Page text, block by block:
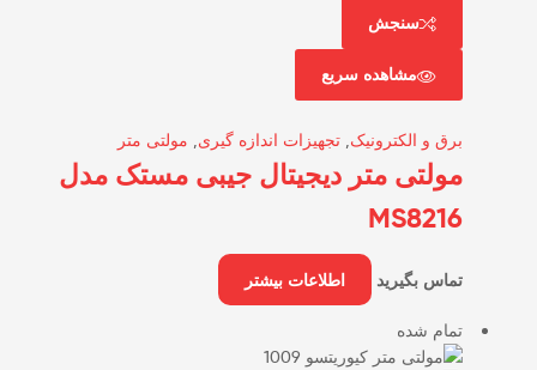
سنجش
مشاهده سریع
برق و الکترونیک تجهیزات اندازه گیری مولتی متر
مولتی متر دیجیتال جیبی مستک مدل
MS8216
تماس بگیرید اطلاعات بیشتر
تمام شده